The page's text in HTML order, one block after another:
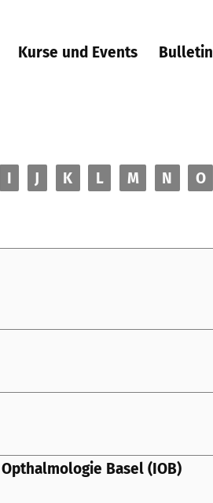
Kurse und Events Bulletin
I J K L M N O
Basel (IOB)